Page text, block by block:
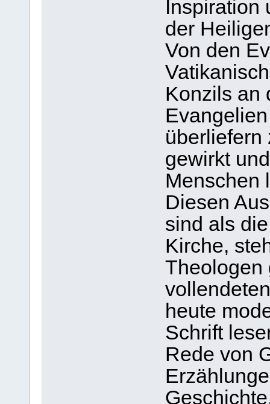
Inspiration
der
Von den
Konzils an
überliefern
gewirkt
Menschen
Diesen
sind als
Kirche,
Theologen
heute
Schrift
Rede von